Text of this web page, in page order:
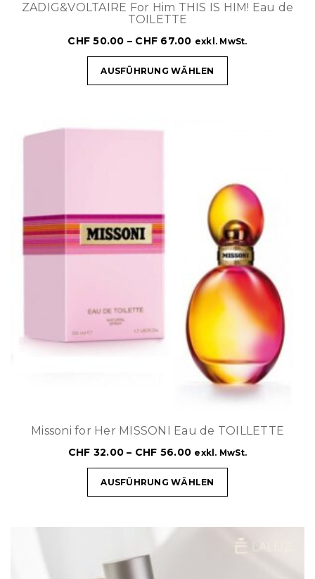
ZADIG&VOLTAIRE For Him THIS IS HIM! Eau de
TOILETTE
CHF 50.00 – CHF 67.00 exkl. MwSt.
AUSFÜHRUNG WÄHLEN
Missoni for Her MISSONI Eau de TOILLETTE
CHF 32.00 – CHF 56.00 exkl. MwSt.
AUSFÜHRUNG WÄHLEN